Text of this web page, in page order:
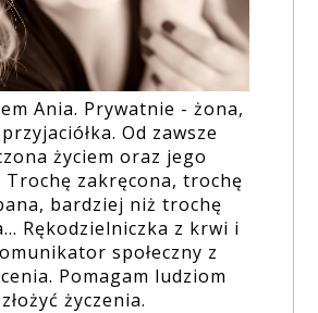
Ania. Prywatnie - żona,
Od zawsze
życiem oraz jego
Trochę zakręcona, trochę
bardziej niż trochę
Rękodzielniczka z krwi i
społeczny z
Pomagam ludziom
złożyć życzenia.